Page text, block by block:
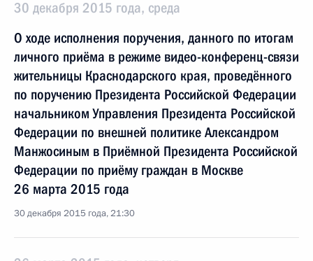
30 декабря 2015 года, среда
О ходе исполнения поручения, данного по итогам
личного приёма в режиме видео-конференц-связи
жительницы Краснодарского края, проведённого
по поручению Президента Российской Федерации
начальником Управления Президента Российской
Федерации по внешней политике Александром
Манжосиным в Приёмной Президента Российской
Федерации по приёму граждан в Москве
26 марта 2015 года
30 декабря 2015 года, 21:30